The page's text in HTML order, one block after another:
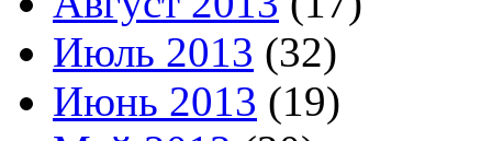
Июль 2013 (32)
Июнь 2013 (19)